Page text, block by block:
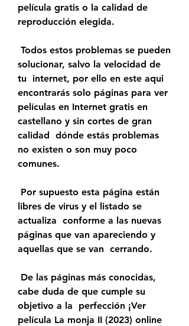
película gratis o la calidad de
reproducción elegida.
solucionar, salvo la velocidad de
tu  internet, por ello en este aqui
encontrarás solo páginas para ver
películas en Internet gratis en
castellano y sin cortes de gran
calidad  dónde estás problemas
no existen o son muy poco
comunes.
libres de virus y el listado se
actualiza  conforme a las nuevas
páginas que van apareciendo y
aquellas que se van  cerrando.
cabe duda de que cumple su
objetivo a la  perfección ¡Ver
película La monja II (2023) online